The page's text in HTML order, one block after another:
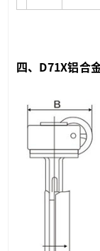
四、D71X铝合